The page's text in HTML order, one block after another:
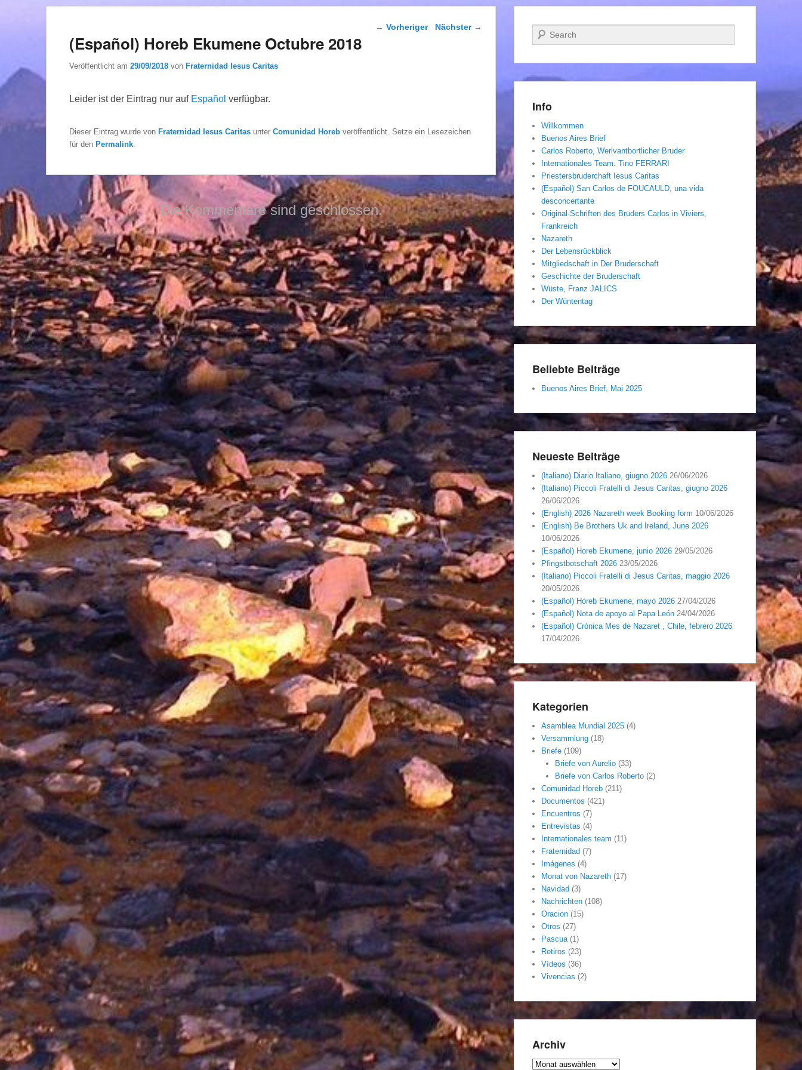
Beitragsnavigation
← Vorheriger Nächster →
(Español) Horeb Ekumene Octubre 2018
Veröffentlicht am 29/09/2018 von Fraternidad Iesus Caritas
Leider ist der Eintrag nur auf Español verfügbar.
Dieser Eintrag wurde von Fraternidad Iesus Caritas unter Comunidad Horeb veröffentlicht. Setze ein Lesezeichen
für den Permalink
Die Kommentare sind geschlossen.
Suchen
Info
Willkommen
Buenos Aires Brief
Carlos Roberto, Werlvantbortlicher Bruder
Internationales Team. Tino FERRARI
Priestersbruderchaft Iesus Caritas
(Español) San Carlos de FOUCAULD, una vida
desconcertante
Original-Schriften des Bruders Carlos in Viviers,
Frankreich
Nazareth
Der Lebensrückblick
Mitgliedschaft in Der Bruderschaft
Geschichte der Bruderschaft
Wüste, Franz JALICS
Der Wüntentag
Beliebte Beiträge
Buenos Aires Brief, Mai 2025
Neueste Beiträge
(Italiano) Diario Italiano, giugno 2026 26/06/2026
(Italiano) Piccoli Fratelli di Jesus Caritas, giugno 2026
26/06/2026
(English) 2026 Nazareth week Booking form 10/06/2026
(English) Be Brothers Uk and Ireland, June 2026
10/06/2026
(Español) Horeb Ekumene, junio 2026 29/05/2026
Pfingstbotschaft 2026 23/05/2026
(Italiano) Piccoli Fratelli di Jesus Caritas, maggio 2026
20/05/2026
(Español) Horeb Ekumene, mayo 2026 27/04/2026
(Español) Nota de apoyo al Papa León 24/04/2026
(Español) Crónica Mes de Nazaret , Chile, febrero 2026
17/04/2026
Kategorien
Asamblea Mundial 2025 (4)
Versammlung (18)
Briefe (109)
Briefe von Aurelio(33)
Briefe von Carlos Roberto(2)
Comunidad Horeb (211)
Documentos (421)
Encuentros (7)
Entrevistas (4)
Internationales team (11)
Fraternidad (7)
Imágenes (4)
Monat von Nazareth (17)
Navidad (3)
Nachrichten (108)
Oracion (15)
Otros (27)
Pascua(1)
Retiros (23)
Vídeos (36)
Vivencias (2)
Archiv
Archiv